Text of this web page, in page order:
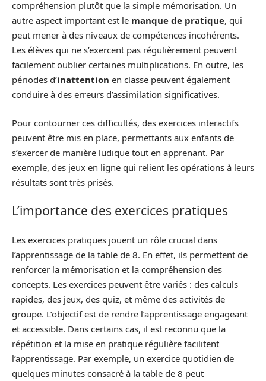
compréhension plutôt que la simple mémorisation. Un
autre aspect important est le manque de pratique, qui
peut mener à des niveaux de compétences incohérents.
Les élèves qui ne s’exercent pas régulièrement peuvent
facilement oublier certaines multiplications. En outre, les
périodes d’inattention en classe peuvent également
conduire à des erreurs d’assimilation significatives.
Pour contourner ces difficultés, des exercices interactifs
peuvent être mis en place, permettants aux enfants de
s’exercer de manière ludique tout en apprenant. Par
exemple, des jeux en ligne qui relient les opérations à leurs
résultats sont très prisés.
L’importance des exercices pratiques
Les exercices pratiques jouent un rôle crucial dans
l’apprentissage de la table de 8. En effet, ils permettent de
renforcer la mémorisation et la compréhension des
concepts. Les exercices peuvent être variés : des calculs
rapides, des jeux, des quiz, et même des activités de
groupe. L’objectif est de rendre l’apprentissage engageant
et accessible. Dans certains cas, il est reconnu que la
répétition et la mise en pratique régulière facilitent
l’apprentissage. Par exemple, un exercice quotidien de
quelques minutes consacré à la table de 8 peut